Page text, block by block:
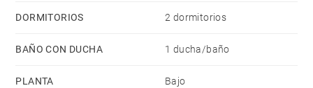
DORMITORIOS 2 dormitorios
BAÑO CON DUCHA 1 ducha/baño
PLANTA Bajo